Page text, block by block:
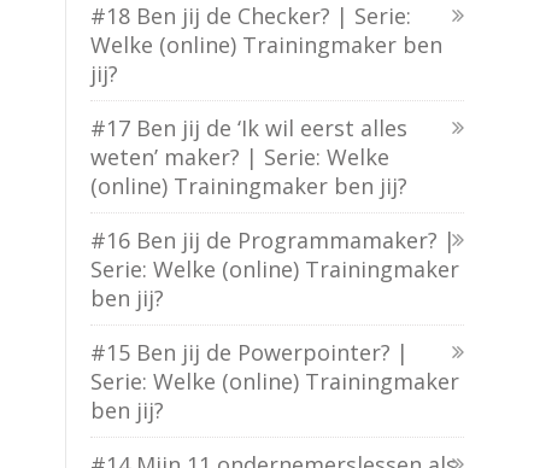
#18 Ben jij de Checker? | Serie:
Welke (online) Trainingmaker ben
jij?
#17 Ben jij de ‘Ik wil eerst alles
weten’ maker? | Serie: Welke
(online) Trainingmaker ben jij?
#16 Ben jij de Programmamaker? |
Serie: Welke (online) Trainingmaker
ben jij?
#15 Ben jij de Powerpointer? |
Serie: Welke (online) Trainingmaker
ben jij?